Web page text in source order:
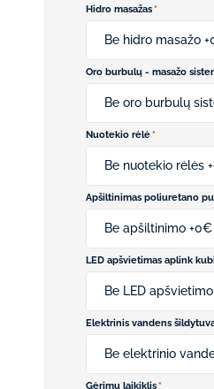
Hidro masažas*
Be hidro masažo
Oro burbulų - masažo
Be oro burbulų
Nuotekio rėlė*
Be nuotekio rėlės
Apšiltinimas poliuretano
Be apšiltinimo +0€
LED apšvietimas aplink
Elektrinis vandens
Gėrimų laikiklis*